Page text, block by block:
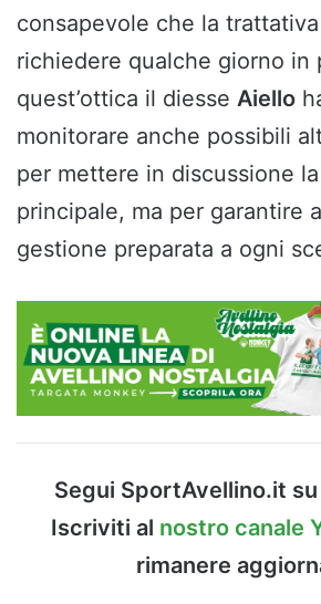
consapevole che la
richiedere qualche giorno in
quest’ottica il diesse Aiello
monitorare anche possibili
per mettere in discussione
principale, ma per garantire
gestione preparata a ogni
Segui SportAvellino.it su
Iscriviti al nostro canale
rimanere